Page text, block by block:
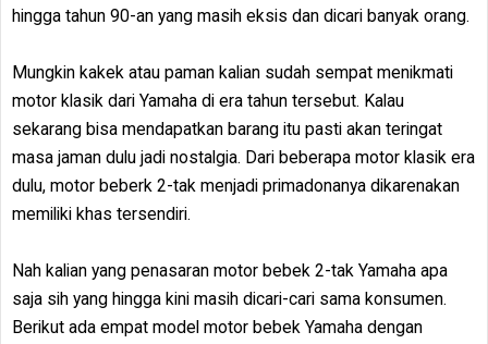
hingga tahun 90-an yang masih eksis dan dicari banyak orang.
Mungkin kakek atau paman kalian sudah sempat menikmati
motor klasik dari Yamaha di era tahun tersebut. Kalau
sekarang bisa mendapatkan barang itu pasti akan teringat
masa jaman dulu jadi nostalgia. Dari beberapa motor klasik era
dulu, motor beberk 2-tak menjadi primadonanya dikarenakan
memiliki khas tersendiri.
Nah kalian yang penasaran motor bebek 2-tak Yamaha apa
saja sih yang hingga kini masih dicari-cari sama konsumen.
Berikut ada empat model motor bebek Yamaha dengan